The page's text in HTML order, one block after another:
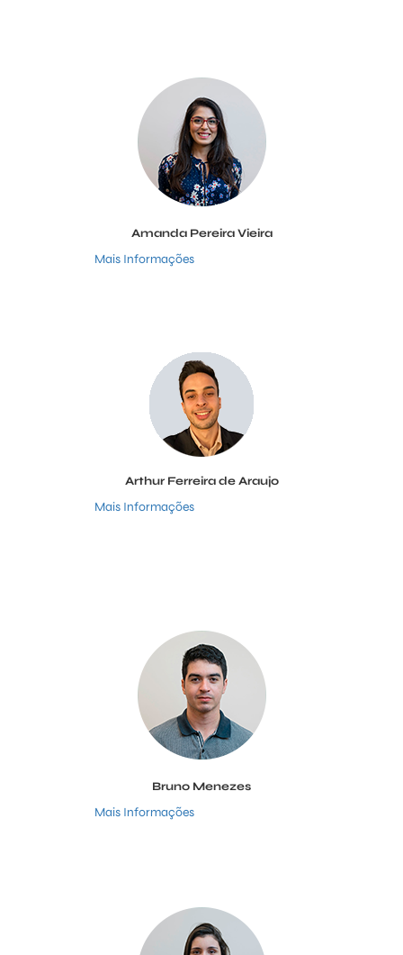
Amanda Pereira Vieira
Mais Informações
Arthur Ferreira de Araujo
Mais Informações
Bruno Menezes
Mais Informações